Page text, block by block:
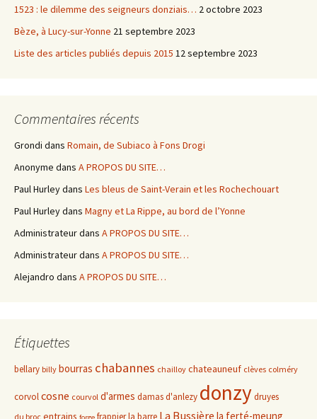
1523 : le dilemme des seigneurs donziais… 2 octobre 2023
Bèze, à Lucy-sur-Yonne 21 septembre 2023
Liste des articles publiés depuis 2015 12 septembre 2023
Commentaires récents
Grondi dans Romain, de Subiaco à Fons Drogi
Anonyme dans A PROPOS DU SITE…
Paul Hurleydans Les bleus de Saint-Verain et les Rochechouart
Paul Hurleydans Magny et La Rippe, au bord de l’Yonne
Administrateurdans A PROPOS DU SITE…
Administrateurdans A PROPOS DU SITE…
Alejandro dans A PROPOS DU SITE…
Étiquettes
bellary billy bourras chabannes chailloy chateauneuf clèves colméry
corvolcosne courvol d'armes damas d'anlezy donzydruyes
du broc la ferté-meung